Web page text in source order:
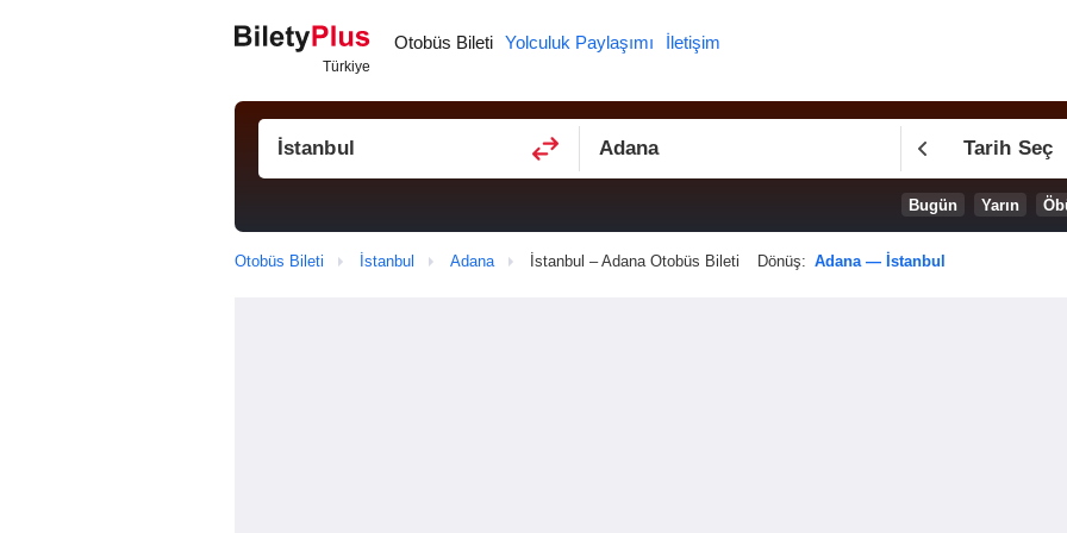
Otobüs Bileti Yolculuk Paylaşımı İletişim
Tarih Seç
Bugün Yarın
Otobüs Bileti İstanbul Adana İstanbul – Adana Otobüs Bileti Dönüş: Adana — İstanbul